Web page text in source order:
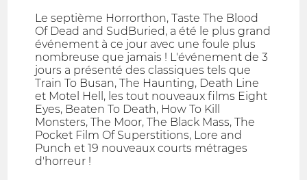
Le septième Horrorthon, Taste The Blood
Of Dead and SudBuried, a été le plus grand
événement à ce jour avec une foule plus
nombreuse que jamais ! L'événement de 3
jours a présenté des classiques tels que
Train To Busan, The Haunting, Death Line
et Motel Hell, les tout nouveaux films Eight
Eyes, Beaten To Death, How To Kill
Monsters, The Moor, The Black Mass, The
Pocket Film Of Superstitions, Lore and
Punch et 19 nouveaux courts métrages
d'horreur !